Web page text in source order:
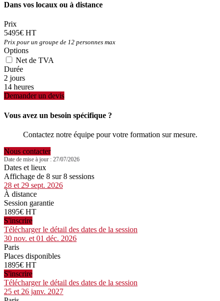
Dans vos locaux ou à distance
Prix
5495€ HT
Prix pour un groupe de 12 personnes max
Options
Net de TVA
Durée
2 jours
14 heures
Demander un devis
Vous avez un besoin spécifique ?
Contactez notre équipe pour votre formation sur mesure.
Nous contacter
Date de mise à jour : 27/07/2026
Dates et lieux
Affichage de 8 sur 8 sessions
28 et 29 sept. 2026
À distance
Session garantie
1895€ HT
S'inscrire
Télécharger le détail des dates de la session
30 nov. et 01 déc. 2026
Paris
Places disponibles
1895€ HT
S'inscrire
Télécharger le détail des dates de la session
25 et 26 janv. 2027